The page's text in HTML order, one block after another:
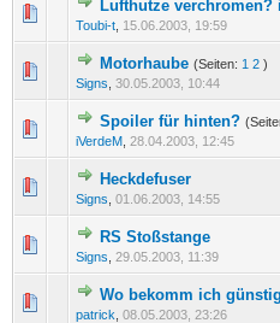
Lufthutze
Toubi-t 15.06.2003, 19:59
0 Bewertung(en) - 0 von
123
Motorhaube (Seiten: 1 2 )
Signs 30.05.2003, 10:44
0 Bewertung(en) - 0 von 5
12
Spoiler für hinten?
iVerdeM 28.04.2003, 12:45
0 Bewertung(en) - 0 von 5
123
Heckdefuser
Signs 01.06.2003, 14:55
0 Bewertung(en) - 0 von 5
RS Stoßstange
Signs 29.05.2003, 11:39
0 Bewertung(en) - 0 von 5
Wo bekomm ich
patrick 08.05.2003, 23:26
0 Bewertung(en) - 0 von
1234